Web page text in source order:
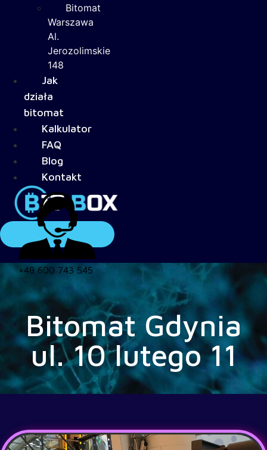
Bitomat
Warszawa
Al.
Jerozolimskie
148
Jak
działa
bitomat
Kalkulator
FAQ
Blog
Kontakt
+48 600 743 545
Bitomat Gdynia
ul. 10 lutego 11